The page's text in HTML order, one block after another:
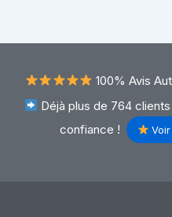
100% Avis
Déjà plus de 764
confiance !